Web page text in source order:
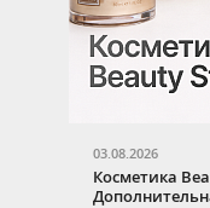
03.08.2026
Косметика